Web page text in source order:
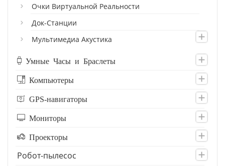
Очки Виртуальной Реальности
Док-Станции
Мультимедиа Акустика
Умные Часы и Браслеты
Компьютеры
GPS-навигаторы
Мониторы
Проекторы
Робот-пылесос